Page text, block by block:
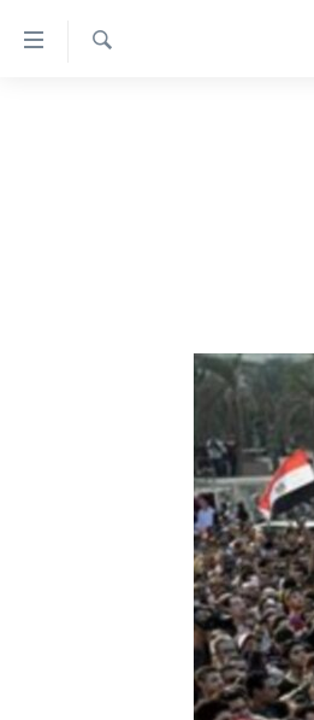
အစ္စရေး-ပါလက်စတိုင်း
အင်္ဂလိပ်စာလေ့လာမယ်
မကြေးမုံရဲ့ အင်္ဂလိပ်စာ
ရုပ်ရှင်ထဲက အင်္ဂလိပ်စာ
သုတပဒေသာ အင်္ဂလိပ်စာ
ရေဒီယိုနှင့်ရုပ်သံ အချက်အလက်များ
ရေဒီယို/တီဗွီအစီအစဉ်